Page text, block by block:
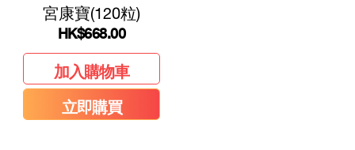
宮康寶(120粒)
HK$668.00
加入購物車
立即購買